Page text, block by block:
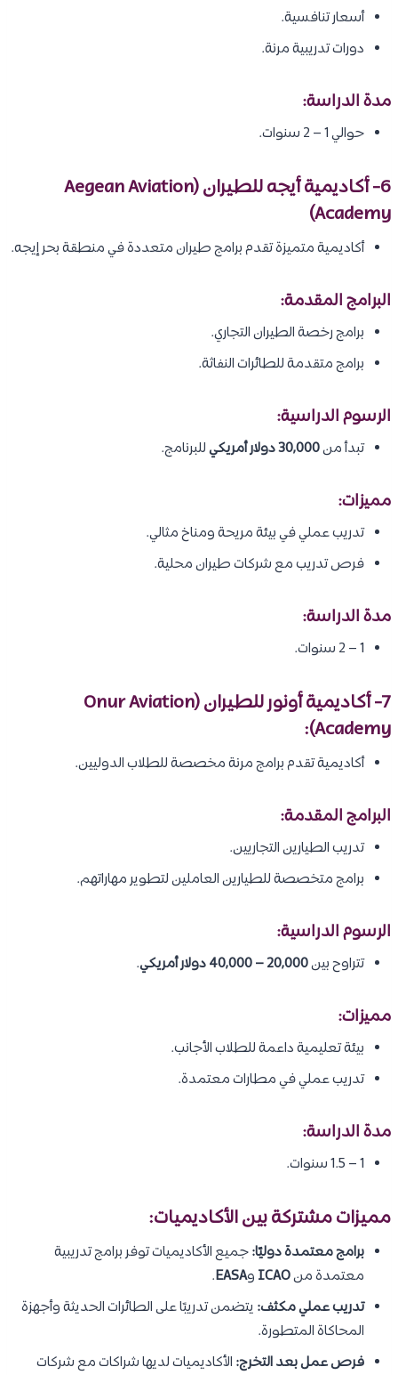
أسعار تنافسية.
دورات تدريبية مرنة.
مدة الدراسة:
حوالي 1 – 2 سنوات.
6- أكاديمية أيجه للطيران (Aegean Aviation
Academy)
أكاديمية متميزة تقدم برامج طيران متعددة في منطقة بحر إيجه.
البرامج المقدمة:
برامج رخصة الطيران التجاري.
برامج متقدمة للطائرات النفاثة.
الرسوم الدراسية:
تبدأ من30,000 دولار أمريكي للبرنامج.
مميزات:
تدريب عملي في بيئة مريحة ومناخ مثالي.
فرص تدريب مع شركات طيران محلية.
مدة الدراسة:
1 – 2 سنوات.
7- أكاديمية أونور للطيران (Onur Aviation
Academy):
أكاديمية تقدم برامج مرنة مخصصة للطلاب الدوليين.
البرامج المقدمة:
تدريب الطيارين التجاريين.
برامج متخصصة للطيارين العاملين لتطوير مهاراتهم.
الرسوم الدراسية:
تتراوح بين20,000 – 40,000 دولار أمريكي .
مميزات:
بيئة تعليمية داعمة للطلاب الأجانب.
تدريب عملي في مطارات معتمدة.
مدة الدراسة:
1 – 1.5 سنوات.
مميزات مشتركة بين الأكاديميات:
برامج معتمدة دوليًا:جميع الأكاديميات توفر برامج تدريبية
معتمدة منICAO وEASA
.
تدريب عملي مكثف: يتضمن تدريبًا على الطائرات الحديثة وأجهزة
المحاكاة المتطورة.
فرص عمل بعد التخرج: الأكاديميات لديها شراكات مع شركات